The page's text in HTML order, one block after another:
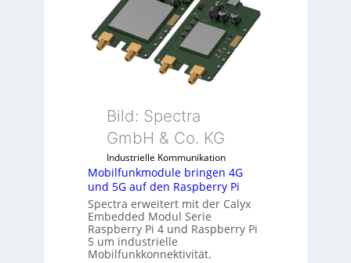
z
i
a
l
m
b
r
a
n
e
n
l
l
-
I
n
s
t
r
i
e
-
P
C
l
Bild: Spectra
GmbH & Co. KG
Industrielle Kommunikation
Mobilfunkmodule bringen 4G
und 5G auf den Raspberry Pi
Spectra erweitert mit der Calyx
Embedded Modul Serie
Raspberry Pi 4 und Raspberry Pi
5 um industrielle
Mobilfunkkonnektivität.